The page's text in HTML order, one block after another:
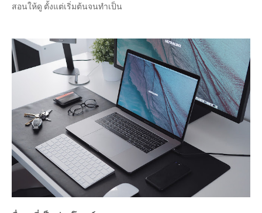
สอนให้ดู ตั้งแต่เริ่มต้นจนทำเป็น